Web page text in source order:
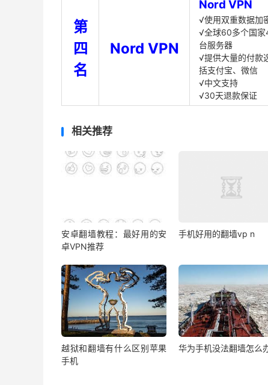
第
四
名
Nord VPN
Nord VPN
√使用双重数据加
√全球60多个国
台服务器
√提供大量的付款
括支付宝、微信
√中文支持
√30天退款保证
相关推荐
安卓翻墙教程：最好用的安
卓VPN推荐
手机好用的翻墙vp n
越狱和翻墙有什么区别苹果
手机
华为手机没法翻墙怎么